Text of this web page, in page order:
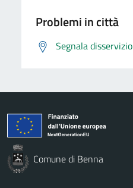
Problemi in città
Segnala disservizio
Comune di Benna